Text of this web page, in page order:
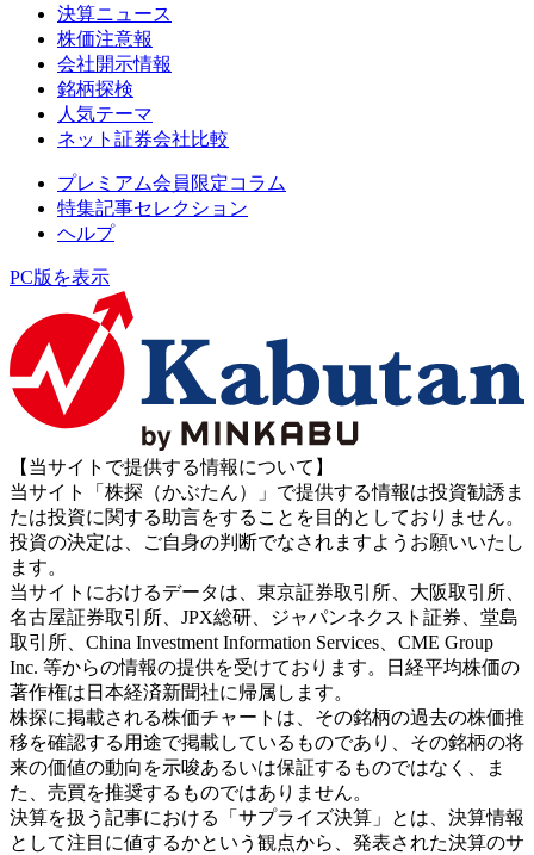
決算ニュース
株価注意報
会社開示情報
銘柄探検
人気テーマ
ネット証券会社比較
プレミアム会員限定コラム
特集記事セレクション
ヘルプ
PC版を表示
【当サイトで提供する情報について】
当サイト「株探（かぶたん）」で提供する情報は投資勧誘ま
たは投資に関する助言をすることを目的としておりません。
投資の決定は、ご自身の判断でなされますようお願いいたし
ます。
当サイトにおけるデータは、東京証券取引所、大阪取引所、
名古屋証券取引所、JPX総研、ジャパンネクスト証券、堂島
取引所、China Investment Information Services、CME Group
Inc. 等からの情報の提供を受けております。日経平均株価の
著作権は日本経済新聞社に帰属します。
株探に掲載される株価チャートは、その銘柄の過去の株価推
移を確認する用途で掲載しているものであり、その銘柄の将
来の価値の動向を示唆あるいは保証するものではなく、ま
た、売買を推奨するものではありません。
決算を扱う記事における「サプライズ決算」とは、決算情報
として注目に値するかという観点から、発表された決算のサ